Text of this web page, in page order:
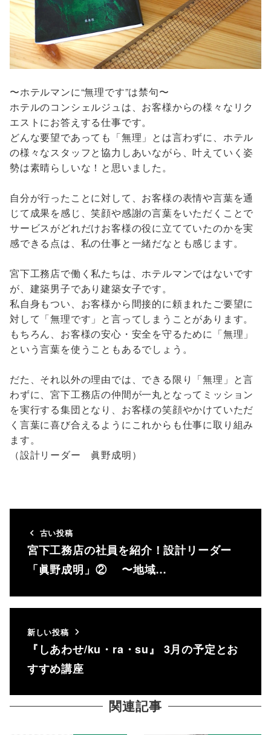
〜ホテルマンに“無理です”は禁句〜
ホテルのコンシェルジュは、お客様からの様々なリク
エストにお答えする仕事です。
どんな要望であっても「無理」とは言わずに、ホテル
の様々なスタッフと協力しあいながら、叶えていく姿
勢は素晴らしいな！と思いました。
自分が行ったことに対して、お客様の表情や言葉を通
じて成果を感じ、笑顔や感謝の言葉をいただくことで
サービスがどれだけお客様の役に立てていたのかを実
感できる点は、私の仕事と一緒だなとも感じます。
宮下工務店で働く私たちは、ホテルマンではないです
が、建築男子であり建築女子です。
私自身もつい、お客様から間接的に頼まれたご要望に
対して「無理です」と言ってしまうことがあります。
もちろん、お客様の安心・安全を守るために「無理」
という言葉を使うこともあるでしょう。
だた、それ以外の理由では、できる限り「無理」と言
わずに、宮下工務店の仲間が一丸となってミッション
を実行する集団となり、お客様の笑顔やかけていただ
く言葉に喜び合えるようにこれからも仕事に取り組み
ます。
（設計リーダー 眞野成明）
古い投稿
宮下工務店の社員を紹介！設計リーダー
「眞野成明」② 〜地域…
新しい投稿
『しあわせ/ku・ra・su』 3月の予定とお
すすめ講座
関連記事